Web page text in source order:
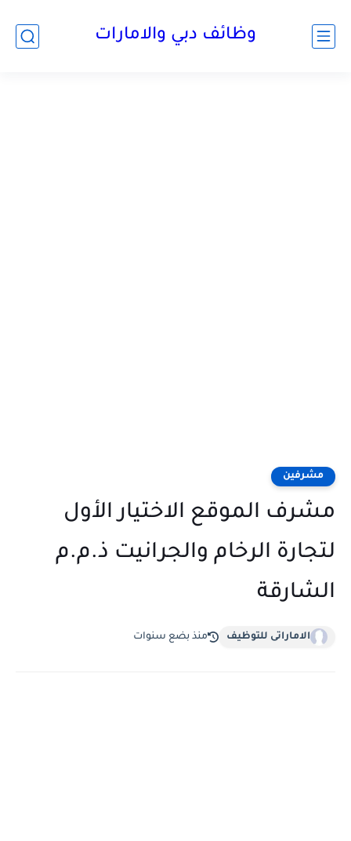
وظائف دبي والامارات
مشرفين
مشرف الموقع الاختيار الأول
لتجارة الرخام والجرانيت ذ.م.م
الشارقة
الاماراتى للتوظيف منذ بضع سنوات